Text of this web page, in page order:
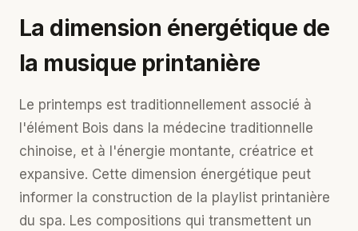
La dimension énergétique de
la musique printanière
Le printemps est traditionnellement associé à
l'élément Bois dans la médecine traditionnelle
chinoise, et à l'énergie montante, créatrice et
expansive. Cette dimension énergétique peut
informer la construction de la playlist printanière
du spa. Les compositions qui transmettent un